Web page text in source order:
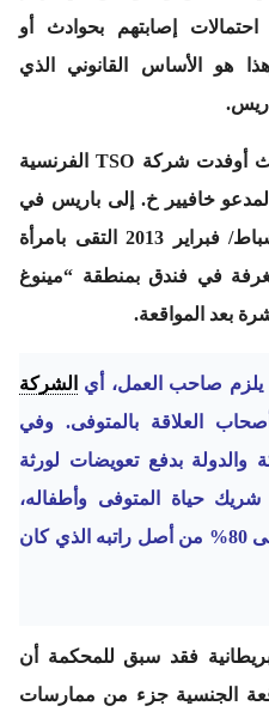
إصابتهم بحوادث أو
هو الأساس القانوني الذي
تعود القضية إلى عام 2013، حيث أوفدت شركة TSO الفرنسية
خافيير خ. إلى باريس في
مهمة رسمية. وذات ليلة في شباط/ فبراير 2013 التقى بامرأة
في فندق بمنطقة “مينوغ
بعد المواقعة.
يلزم صاحب العمل، أي
الشركة
العلاقة بالمتوفى. وفي
والدولة بدفع تعويضات لورثة
شريك حياة المتوفى وأطفاله،
سيتقاضون حقوقاً شهرية تصل إلى 80% من أصل راتبه الذي كان
فقد سبق للمحكمة أن
أن المواقعة الجنسية جزء من ممارسات